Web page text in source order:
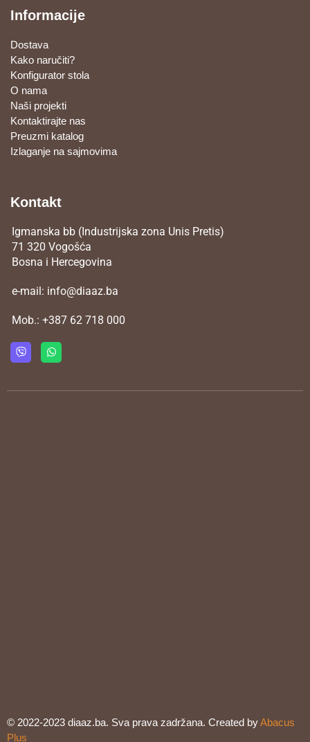
Informacije
Dostava
Kako naručiti?
Konfigurator stola
O nama
Naši projekti
Kontaktirajte nas
Preuzmi katalog
Izlaganje na sajmovima
Kontakt
Igmanska bb (Industrijska zona Unis Pretis)
71 320 Vogošća
Bosna i Hercegovina
e-mail: info@diaaz.ba
Mob.: +387 62 718 000
© 2022-2023 diaaz.ba. Sva prava zadržana. Created byAbacus
Plus